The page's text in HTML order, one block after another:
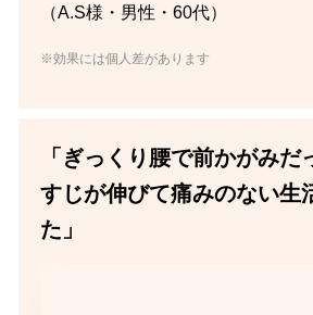
（A.S様・男性・60代）
※効果には個人差があります
「ぎっくり腰で前かがみだ
すじが伸びて痛みのない生
た」